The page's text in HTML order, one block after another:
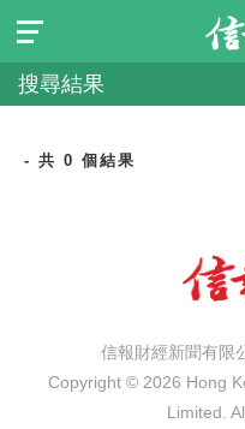
搜尋結果
- 共 0 個結果
信報財經新聞有限
Copyright © 2026 Hong
Limited.